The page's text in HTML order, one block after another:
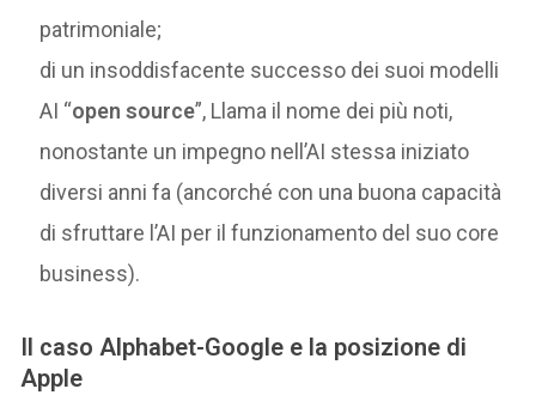
patrimoniale;
di un insoddisfacente successo dei suoi modelli
AI “open source”, Llama il nome dei più noti,
nonostante un impegno nell’AI stessa iniziato
diversi anni fa (ancorché con una buona capacità
di sfruttare l’AI per il funzionamento del suo core
business).
Il caso Alphabet-Google e la posizione di
Apple